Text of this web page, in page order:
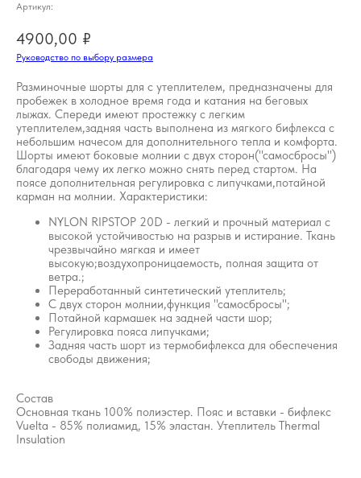
Артикул:
4900,00 ₽
Руководство по выбору размера
Разминочные шорты для с утеплителем, предназначены для
пробежек в холодное время года и катания на беговых
лыжах. Спереди имеют простежку с легким
утеплителем,задняя часть выполнена из мягкого бифлекса с
небольшим начесом для дополнительного тепла и комфорта.
Шорты имеют боковые молнии с двух сторон("самосбросы")
благодаря чему их легко можно снять перед стартом. На
поясе дополнительная регулировка с липучками,потайной
карман на молнии. Характеристики:
NYLON RIPSTOP 20D - легкий и прочный материал с
высокой устойчивостью на разрыв и истирание. Ткань
чрезвычайно мягкая и имеет
высокую;воздухопроницаемость, полная защита от
ветра.;
Переработанный синтетический утеплитель;
С двух сторон молнии,функция "самосбросы";
Потайной кармашек на задней части шор;
Регулировка пояса липучками;
Задняя часть шорт из термобифлекса для обеспечения
свободы движения;
Состав
Основная ткань 100% полиэстер. Пояс и вставки - бифлекс
Vuelta - 85% полиамид, 15% эластан. Утеплитель Thermal
Insulation